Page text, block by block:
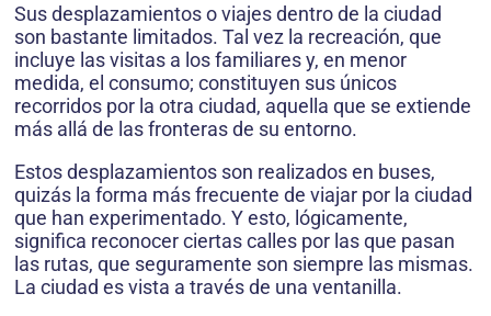
Sus desplazamientos o viajes dentro de la ciudad
son bastante limitados. Tal vez la recreación, que
incluye las visitas a los familiares y, en menor
medida, el consumo; constituyen sus únicos
recorridos por la otra ciudad, aquella que se extiende
más allá de las fronteras de su entorno.
Estos desplazamientos son realizados en buses,
quizás la forma más frecuente de viajar por la ciudad
que han experimentado. Y esto, lógicamente,
significa reconocer ciertas calles por las que pasan
las rutas, que seguramente son siempre las mismas.
La ciudad es vista a través de una ventanilla.